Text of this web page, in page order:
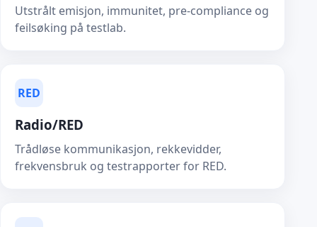
Utstrålt emisjon, immunitet, pre-compliance og
feilsøking på testlab.
RED
Radio/RED
Trådløse kommunikasjon, rekkevidder,
frekvensbruk og testrapporter for RED.